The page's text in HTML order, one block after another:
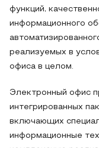
функций,
информационного
реализуемых в
офиса в целом.
Электронный офис
интегрированных
включающих
информационные